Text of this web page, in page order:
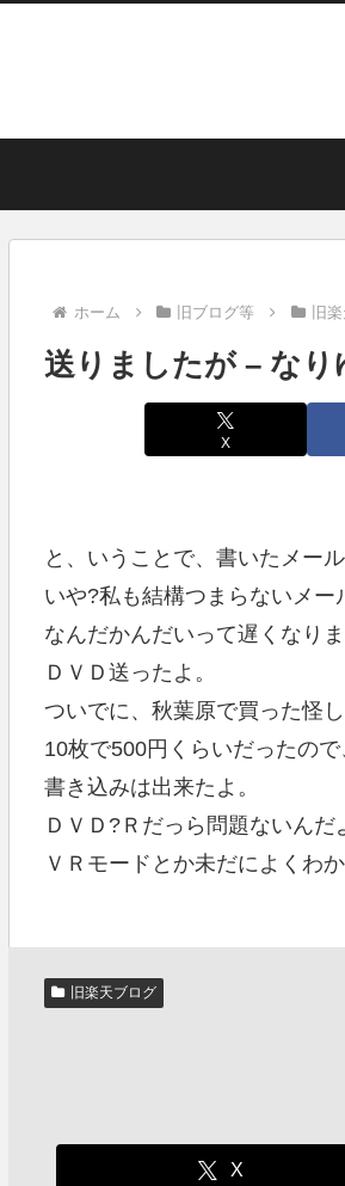
ホーム 旧ブログ等 旧
送りましたが – なり
X
と、いうことで、書いたメー
いや?私も結構つまらないメー
なんだかんだいって遅くなりま
ＤＶＤ送ったよ。
ついでに、秋葉原で買った怪
10枚で500円くらいだったの
書き込みは出来たよ。
ＤＶＤ?Ｒだっら問題ないんだ
ＶＲモードとか未だによくわ
旧楽天ブログ
X